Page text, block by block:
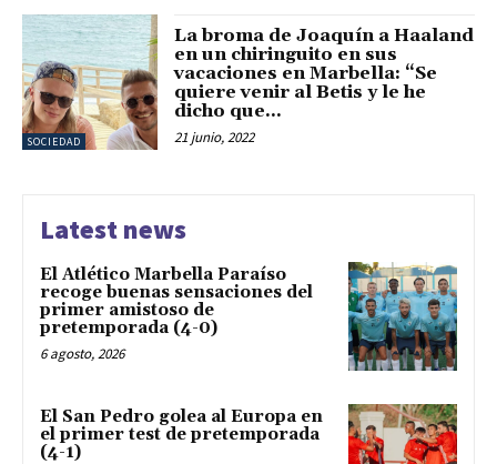
SOCIEDAD
La broma de Joaquín a Haaland
en un chiringuito en sus
vacaciones en Marbella: “Se
quiere venir al Betis y le he
dicho que...
21 junio, 2022
Latest news
El Atlético Marbella Paraíso
recoge buenas sensaciones del
primer amistoso de
pretemporada (4-0)
6 agosto, 2026
El San Pedro golea al Europa en
el primer test de pretemporada
(4-1)